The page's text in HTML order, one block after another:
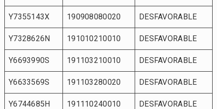
Y7355143X 190908080020 DESFAVORABLE
Y7328626N 191010210010 DESFAVORABLE
Y6693990S 191103210010 DESFAVORABLE
Y6633569S 191103280020 DESFAVORABLE
Y6744685H 191110240010 DESFAVORABLE